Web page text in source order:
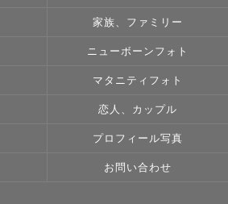
家族、ファミリー
ニューボーンフォト
マタニティフォト
恋人、カップル
プロフィール写真
お問い合わせ